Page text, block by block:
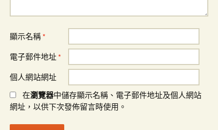
顯示名稱 *
電子郵件地址 *
個人網站網址
在瀏覽器中儲存顯示名稱、電子郵件地址及個人網站
網址，以供下次發佈留言時使用。